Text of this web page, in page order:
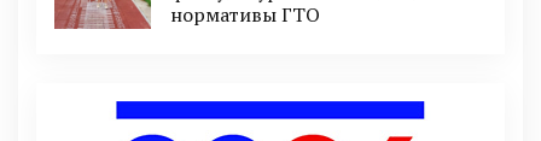
нормативы ГТО